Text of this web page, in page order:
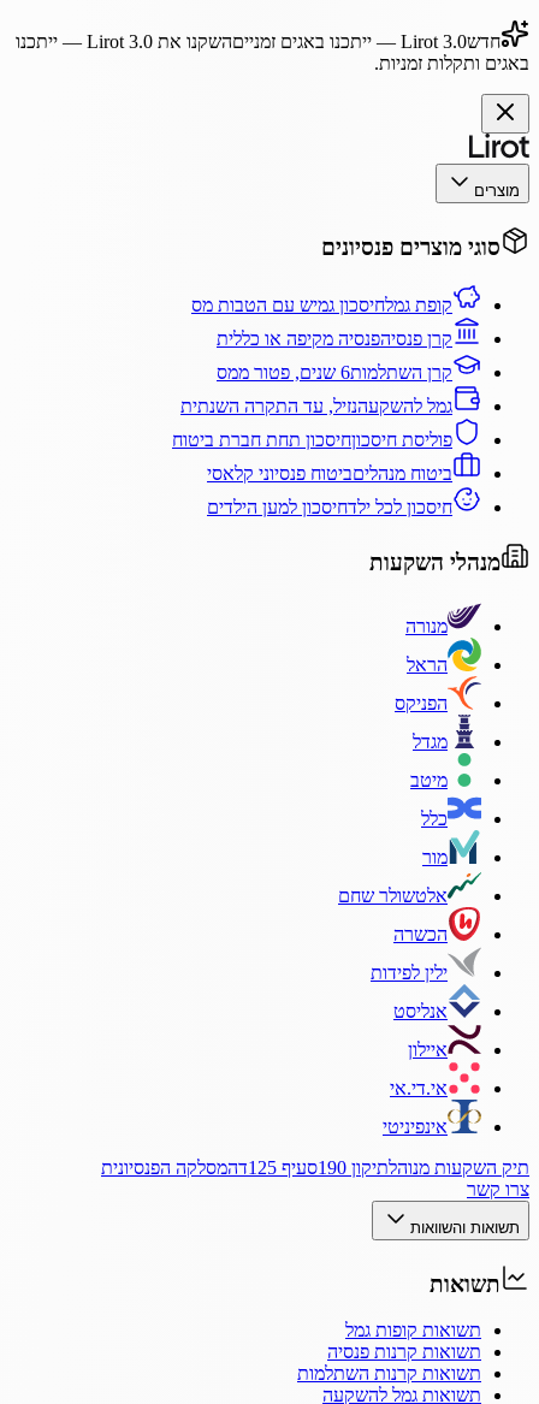
חדשLirot 3.0 — ייתכנו באגים זמנייםהשקנו את Lirot 3.0— ייתכנו
באגים ותקלות זמניות.
מוצרים
סוגי מוצרים פנסיונים
קופת גמלחיסכון גמיש עם הטבות מס
קרן פנסיהפנסיה מקיפה או כללית
קרן השתלמות6 שנים, פטור ממס
גמל להשקעהנזיל, עד התקרה השנתית
פוליסת חיסכוןחיסכון תחת חברת ביטוח
ביטוח מנהליםביטוח פנסיוני קלאסי
חיסכון לכל ילדחיסכון למען הילדים
מנהלי השקעות
מנורה
הראל
הפניקס
מגדל
מיטב
כלל
מור
אלטשולר שחם
הכשרה
ילין לפידות
אנליסט
איילון
אי.די.אי
אינפיניטי
תיק השקעות מנוהלתיקון 190 סעיף 125ד
המסלקה הפנסיונית
צרו קשר
תשואות והשוואות
תשואות
תשואות קופות גמל
תשואות קרנות פנסיה
תשואות קרנות השתלמות
תשואות גמל להשקעה